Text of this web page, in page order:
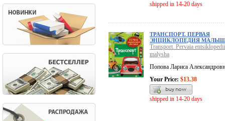
shipped in 14-20 days
ТРАНСПОРТ. ПЕРВАЯ
ЭНЦИКЛОПЕДИЯ
Transport. Pervaia
malysha
Попова Лариса
Your Price: $13.38
shipped in 14-20 days